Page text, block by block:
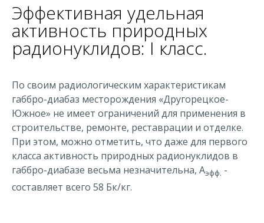
Эффективная удельная
активность природных
радионуклидов: I класс.
По своим радиологическим характеристикам
габбро-диабаз месторождения «Другорецкое-
Южное» не имеет ограничений для применения в
строительстве, ремонте, реставрации и отделке.
При этом, можно отметить, что даже для первого
класса активность природных радионуклидов в
габбро-диабазе весьма незначительна, Аэфф. -
составляет всего 58 Бк/кг.